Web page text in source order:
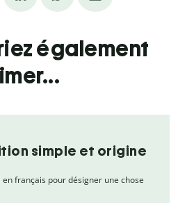
également
simple et origine
français pour désigner une chose